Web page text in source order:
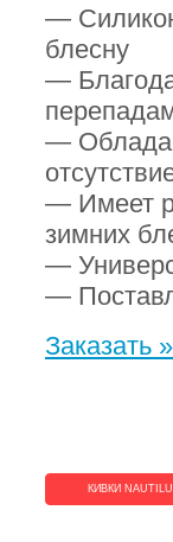
—
блесну
—
—
— Имеет
зимних
—
—
Заказать »
КИВКИ